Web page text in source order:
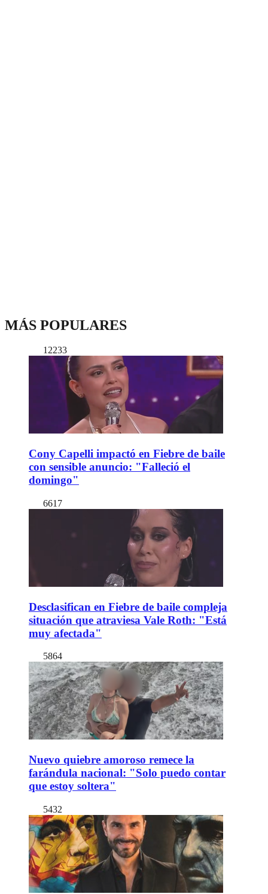
MÁS POPULARES
12233
Cony Capelli impactó en Fiebre de baile
con sensible anuncio: "Falleció el
domingo"
6617
Desclasifican en Fiebre de baile compleja
situación que atraviesa Vale Roth: "Está
muy afectada"
5864
Nuevo quiebre amoroso remece la
farándula nacional: "Solo puedo contar
que estoy soltera"
5432